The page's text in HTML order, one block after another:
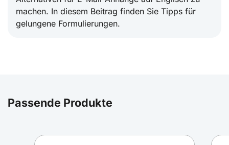
machen. In diesem Beitrag finden Sie Tipps für
gelungene Formulierungen.
Passende Produkte